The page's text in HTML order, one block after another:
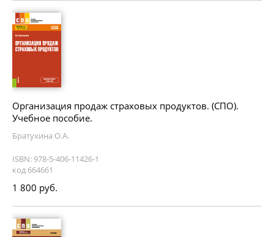
Организация продаж страховых продуктов. (СПО).
Учебное пособие.
Братухина О.А.
ISBN: 978-5-406-11426-1
код 664661
1 800 руб.